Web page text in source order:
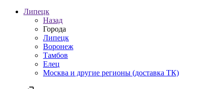
Липецк
Назад
Города
Липецк
Воронеж
Тамбов
Елец
Москва и другие регионы (доставка ТК)